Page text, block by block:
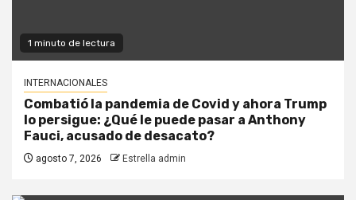
1 minuto de lectura
INTERNACIONALES
Combatió la pandemia de Covid y ahora Trump
lo persigue: ¿Qué le puede pasar a Anthony
Fauci, acusado de desacato?
agosto 7, 2026 Estrella admin